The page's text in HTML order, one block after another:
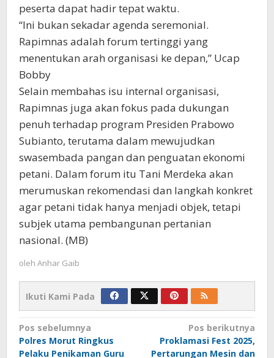
peserta dapat hadir tepat waktu.
“Ini bukan sekadar agenda seremonial.
Rapimnas adalah forum tertinggi yang
menentukan arah organisasi ke depan,” Ucap
Bobby
Selain membahas isu internal organisasi,
Rapimnas juga akan fokus pada dukungan
penuh terhadap program Presiden Prabowo
Subianto, terutama dalam mewujudkan
swasembada pangan dan penguatan ekonomi
petani. Dalam forum itu Tani Merdeka akan
merumuskan rekomendasi dan langkah konkret
agar petani tidak hanya menjadi objek, tetapi
subjek utama pembangunan pertanian
nasional. (MB)
oleh Anhar Gaib
Ikuti Kami Pada
Navigasi
pos
Pos sebelumnya
Polres Morut Ringkus
Pelaku Penikaman Guru
Pos berikutnya
Proklamasi Fest 2025,
Pertarungan Mesin dan